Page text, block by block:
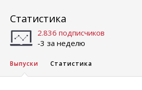
Статистика
2.836 подписчиков
-3 за неделю
Выпуски Статистика